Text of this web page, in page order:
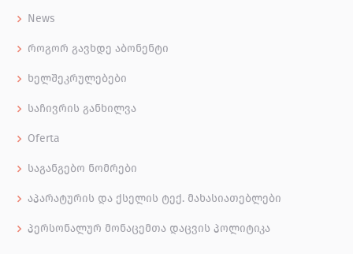
News
როგორ გავხდე აბონენტი
ხელშეკრულებები
საჩივრის განხილვა
Oferta
საგანგებო ნომრები
აპარატურის და ქსელის ტექ. მახასიათებლები
პერსონალურ მონაცემთა დაცვის პოლიტიკა